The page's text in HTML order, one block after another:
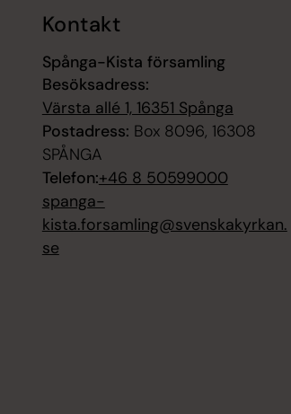
Kontakt
Spånga-Kista församling
Besöksadress:
Värsta allé 1, 16351 Spånga
Postadress: Box 8096, 16308
SPÅNGA
Telefon:+46 8 50599000
spanga-
kista.forsamling@svenskakyrkan.
se